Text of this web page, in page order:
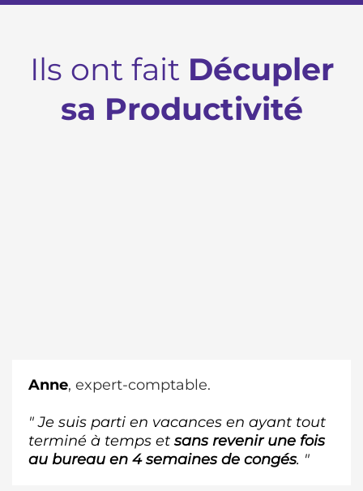
Ils ont fait Décupler
sa Productivité
Anne, expert-comptable.
" Je suis parti en vacances en ayant tout
terminé à temps et sans revenir une fois
au bureau en 4 semaines de congés. "